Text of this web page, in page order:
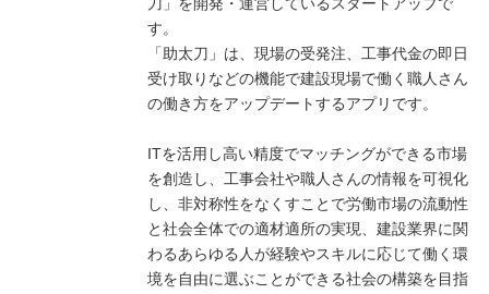
す。
「助太刀」は、現場の受発注、工事代金の即日
受け取りなどの機能で建設現場で働く職人さん
の働き方をアップデートするアプリです。
ITを活用し高い精度でマッチングができる市場
を創造し、工事会社や職人さんの情報を可視化
し、非対称性をなくすことで労働市場の流動性
と社会全体での適材適所の実現、建設業界に関
わるあらゆる人が経験やスキルに応じて働く環
境を自由に選ぶことができる社会の構築を目指